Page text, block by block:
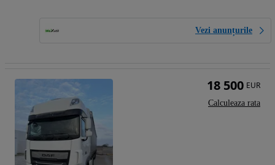
Vezi anunțurile
18 500 EUR
Calculeaza rata